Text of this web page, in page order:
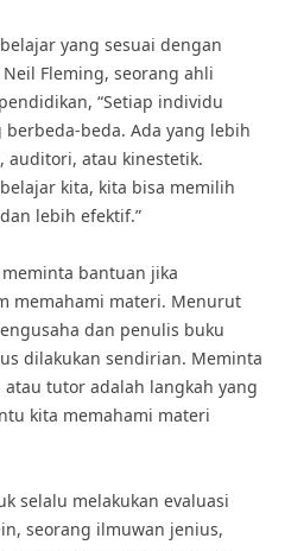
yang sesuai dengan
Fleming, seorang ahli
“Setiap individu
beda. Ada yang lebih
auditori, atau kinestetik.
kita, kita bisa memilih
lebih efektif.”
bantuan jika
memahami materi. Menurut
dan penulis buku
dilakukan sendirian. Meminta
tutor adalah langkah yang
kita memahami materi
selalu melakukan evaluasi
seorang ilmuwan jenius,